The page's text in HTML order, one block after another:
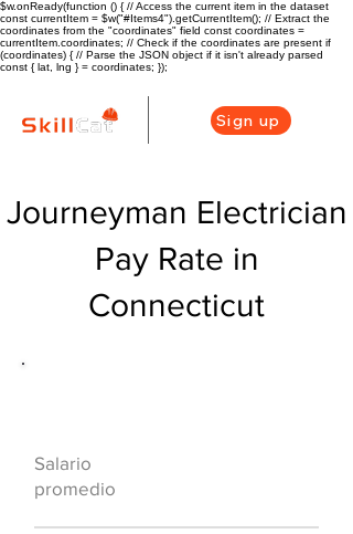
$w.onReady(function () { // Access the current item in the dataset
const currentItem = $w("#Items4").getCurrentItem(); // Extract the
coordinates from the "coordinates" field const coordinates =
currentItem.coordinates; // Check if the coordinates are present if
(coordinates) { // Parse the JSON object if it isn't already parsed
const { lat, lng } = coordinates; });
Sign up
Journeyman Electrician
Pay Rate in
Connecticut
Salario
promedio